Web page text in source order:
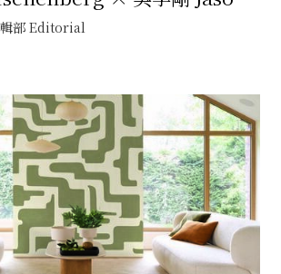
世紀的靈感交會
部 Editorial